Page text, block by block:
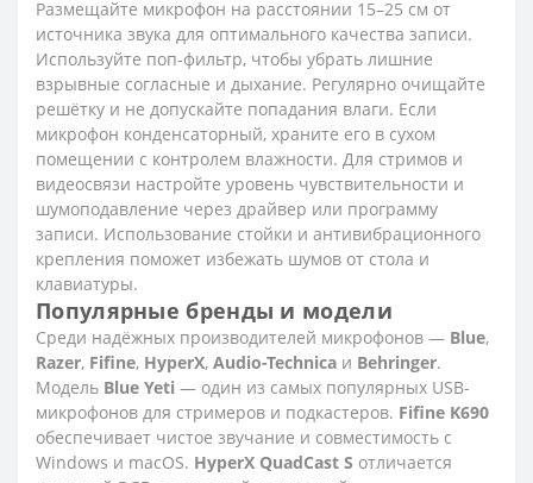
Размещайте микрофон на расстоянии 15–25 см от
источника звука для оптимального качества записи.
Используйте поп-фильтр, чтобы убрать лишние
взрывные согласные и дыхание. Регулярно очищайте
решётку и не допускайте попадания влаги. Если
микрофон конденсаторный, храните его в сухом
помещении с контролем влажности. Для стримов и
видеосвязи настройте уровень чувствительности и
шумоподавление через драйвер или программу
записи. Использование стойки и антивибрационного
крепления поможет избежать шумов от стола и
клавиатуры.
Популярные бренды и модели
Среди надёжных производителей микрофонов — Blue,
Razer, Fifine, HyperX, Audio-Technica и Behringer.
Модель Blue Yeti — один из самых популярных USB-
микрофонов для стримеров и подкастеров. Fifine K690
обеспечивает чистое звучание и совместимость с
Windows и macOS. HyperX QuadCast S отличается